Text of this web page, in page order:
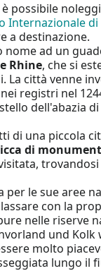
possibile
Internazionale
a destinazione.
nome ad un
Rhine, che si
La città venne
registri nel
dell'abazia
di una piccola
di
per le sue aree
con la
nelle riserve
und Kolk
molto
lungo il